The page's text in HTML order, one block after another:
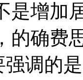
是增加
的确费
强调的